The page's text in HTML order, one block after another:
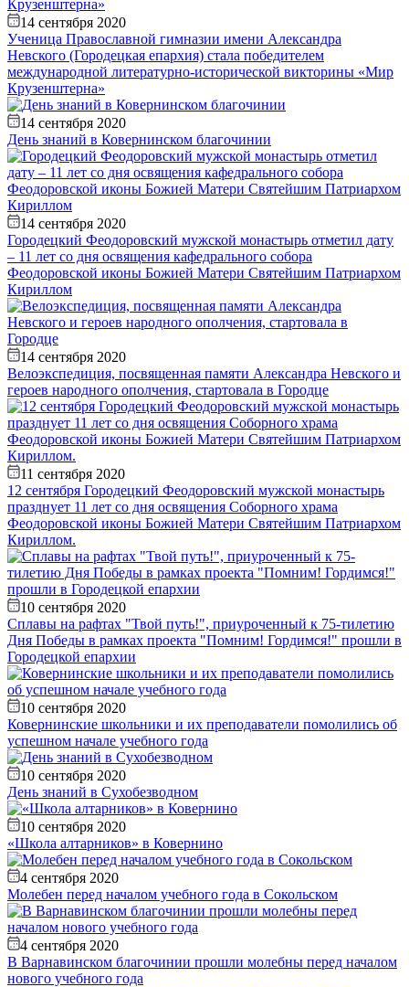
14 сентября 2020
Ученица Православной гимназии имени Александра
Невского (Городецкая епархия) стала победителем
международной литературно-исторической викторины «Мир
Крузенштерна»
14 сентября 2020
День знаний в Ковернинском благочинии
14 сентября 2020
Городецкий Феодоровский мужской монастырь отметил дату
– 11 лет со дня освящения кафедрального собора
Феодоровской иконы Божией Матери Святейшим Патриархом
Кириллом
14 сентября 2020
Велоэкспедиция, посвященная памяти Александра Невского и
героев народного ополчения, стартовала в Городце
11 сентября 2020
12 сентября Городецкий Феодоровский мужской монастырь
празднует 11 лет со дня освящения Соборного храма
Феодоровской иконы Божией Матери Святейшим Патриархом
Кириллом.
10 сентября 2020
Сплавы на рафтах "Твой путь!", приуроченный к 75-тилетию
Дня Победы в рамках проекта "Помним! Гордимся!" прошли в
Городецкой епархии
10 сентября 2020
Ковернинские школьники и их преподаватели помолились об
успешном начале учебного года
10 сентября 2020
День знаний в Сухобезводном
10 сентября 2020
«Школа алтарников» в Ковернино
4 сентября 2020
Молебен перед началом учебного года в Сокольском
4 сентября 2020
В Варнавинском благочинии прошли молебны перед началом
нового учебного года